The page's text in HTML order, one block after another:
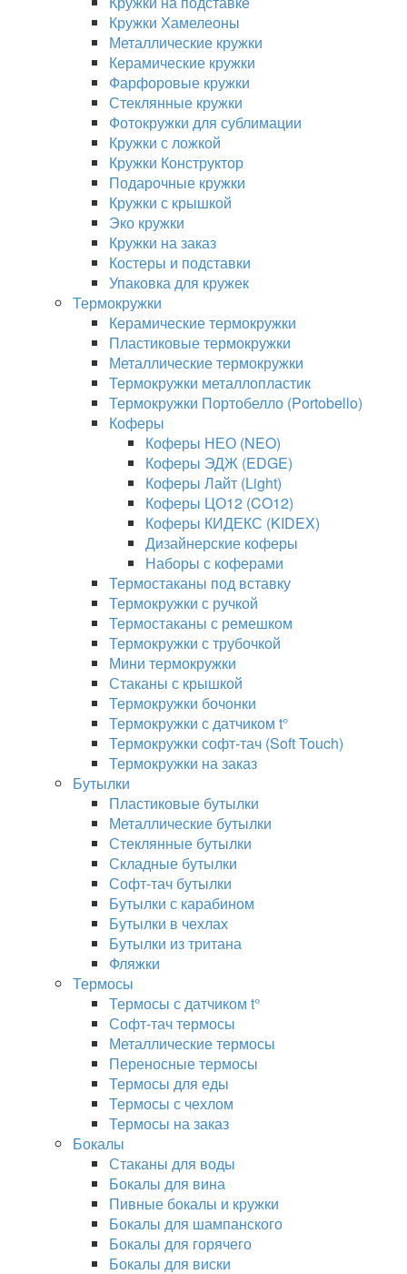
Кружки Хамелеоны
Металлические кружки
Керамические кружки
Фарфоровые кружки
Стеклянные кружки
Фотокружки для сублимации
Кружки с ложкой
Кружки Конструктор
Подарочные кружки
Кружки с крышкой
Эко кружки
Кружки на заказ
Костеры и подставки
Упаковка для кружек
Термокружки
Керамические термокружки
Пластиковые термокружки
Металлические термокружки
Термокружки металлопластик
Термокружки Портобелло (Portobello)
Коферы
Коферы НЕО (NEO)
Коферы ЭДЖ (EDGE)
Коферы Лайт (Light)
Коферы ЦО12 (CO12)
Коферы КИДЕКС (KIDEX)
Дизайнерские коферы
Наборы с коферами
Термостаканы под вставку
Термокружки с ручкой
Термостаканы с ремешком
Термокружки с трубочкой
Мини термокружки
Стаканы с крышкой
Термокружки бочонки
Термокружки с датчиком t°
Термокружки софт-тач (Soft Touch)
Термокружки на заказ
Бутылки
Пластиковые бутылки
Металлические бутылки
Стеклянные бутылки
Складные бутылки
Софт-тач бутылки
Бутылки с карабином
Бутылки в чехлах
Бутылки из тритана
Фляжки
Термосы
Термосы с датчиком t°
Софт-тач термосы
Металлические термосы
Переносные термосы
Термосы для еды
Термосы с чехлом
Термосы на заказ
Бокалы
Стаканы для воды
Бокалы для вина
Пивные бокалы и кружки
Бокалы для шампанского
Бокалы для горячего
Бокалы для виски